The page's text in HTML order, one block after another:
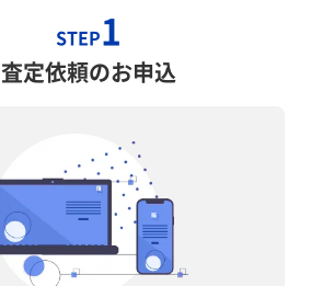
STEP1
査定依頼のお申込